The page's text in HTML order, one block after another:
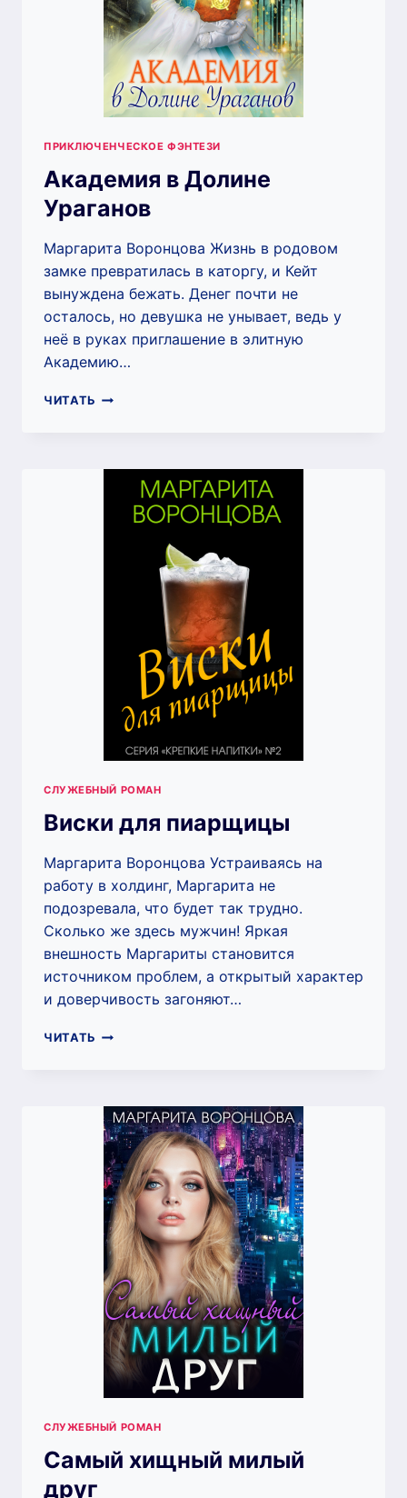
ПРИКЛЮЧЕНЧЕСКОЕ ФЭНТЕЗИ
Академия в Долине
Ураганов
Маргарита Воронцова Жизнь в родовом
замке превратилась в каторгу, и Кейт
вынуждена бежать. Денег почти не
осталось, но девушка не унывает, ведь у
неё в руках приглашение в элитную
Академию…
ЧИТАТЬ АКАДЕМИЯ
СЛУЖЕБНЫЙ РОМАН
Виски для пиарщицы
Маргарита Воронцова Устраиваясь на
работу в холдинг, Маргарита не
подозревала, что будет так трудно.
Сколько же здесь мужчин! Яркая
внешность Маргариты становится
источником проблем, а открытый характер
и доверчивость загоняют…
ЧИТАТЬ ВИСКИ
СЛУЖЕБНЫЙ РОМАН
Самый хищный милый
друг